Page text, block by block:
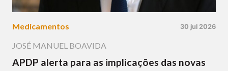
Medicamentos 30 jul 2026
JOSÉ MANUEL BOAVIDA
APDP alerta para as implicações das novas